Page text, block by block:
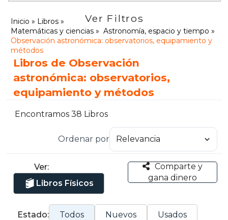
Ver Filtros
Inicio
Libros
Matemáticas y ciencias
Astronomía, espacio y tiempo
Observación astronómica: observatorios, equipamiento y
métodos
Libros de Observación
astronómica: observatorios,
equipamiento y métodos
Encontramos 38 Libros
Ordenar por
Ver:
Libros Físicos
Comparte y
gana dinero
Estado: Todos Nuevos Usados